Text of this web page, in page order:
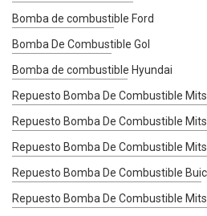
Bomba de combustible Ford
Bomba De Combustible Gol
Bomba de combustible Hyundai
Repuesto Bomba De Combustible
Repuesto Bomba De Combustible
Repuesto Bomba De Combustible
Repuesto Bomba De Combustible
Repuesto Bomba De Combustible